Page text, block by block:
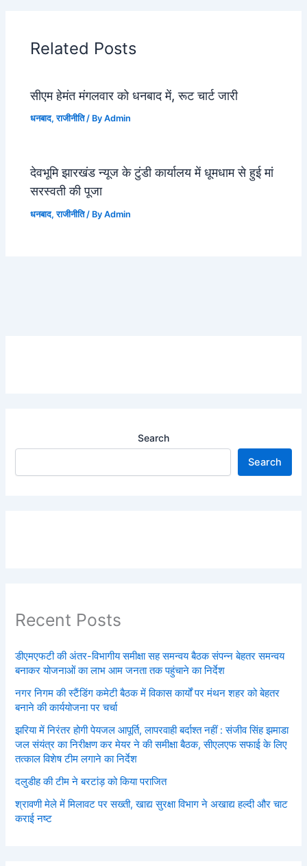
Related Posts
सीएम हेमंत मंगलवार को धनबाद में, रूट चार्ट जारी
धनबाद,राजीनीति/ ByAdmin
देवभूमि झारखंड न्यूज के टुंडी कार्यालय में धूमधाम से हुई मां
सरस्वती की पूजा
धनबाद,राजीनीति/ ByAdmin
Search
Search
Recent Posts
डीएमएफटी की अंतर-विभागीय समीक्षा सह समन्वय बैठक संपन्न बेहतर समन्वय
बनाकर योजनाओं का लाभ आम जनता तक पहुंचाने का निर्देश
नगर निगम की स्टैंडिंग कमेटी बैठक में विकास कार्यों पर मंथन शहर को बेहतर
बनाने की कार्ययोजना पर चर्चा
झरिया में निरंतर होगी पेयजल आपूर्ति, लापरवाही बर्दाश्त नहीं : संजीव सिंह झमाडा
जल संयंत्र का निरीक्षण कर मेयर ने की समीक्षा बैठक, सीएलएफ सफाई के लिए
तत्काल विशेष टीम लगाने का निर्देश
दलुडीह की टीम ने बरटांड़ को किया पराजित
श्रावणी मेले में मिलावट पर सख्ती, खाद्य सुरक्षा विभाग ने अखाद्य हल्दी और चाट
कराई नष्ट